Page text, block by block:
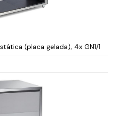
(placa gelada), 4x GN1/1